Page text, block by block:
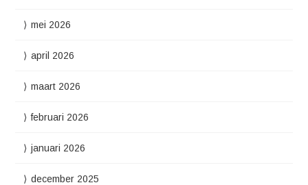
mei 2026
april 2026
maart 2026
februari 2026
januari 2026
december 2025